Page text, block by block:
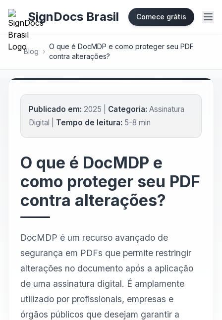
SignDocs Brasil Comece grátis
Blog ›
O que é DocMDP e como proteger seu PDF
contra alterações?
Publicado em: 2025 | Categoria: Assinatura
Digital | Tempo de leitura: 5-8 min
O que é DocMDP e
como proteger seu PDF
contra alterações?
DocMDP é um recurso avançado de
segurança em PDFs que permite restringir
alterações no documento após a aplicação
de uma assinatura digital. É amplamente
utilizado por profissionais, empresas e
órgãos públicos que desejam garantir a